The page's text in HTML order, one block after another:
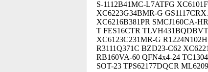
S-1112B41MC-L7ATFG
XC6223G34BMR-G
XC6216B381PR SMCJ160CA-
T FES16CTR
XC6123C231MR-G
R3111Q371C BZD23-C62
RB160VA-60 QFN4x4-24
SOT-23 TPS62177DQCR